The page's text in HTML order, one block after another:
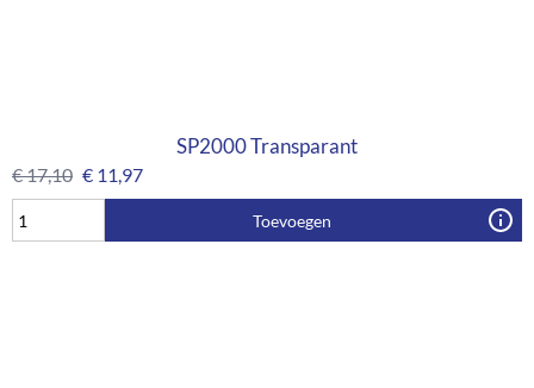
SP2000 Transparant
€17,10 € 11,97
Toevoegen